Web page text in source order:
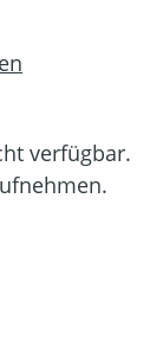
verfügbar.